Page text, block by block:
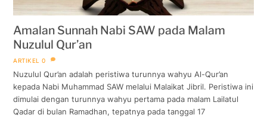
Amalan Sunnah Nabi SAW pada Malam
Nuzulul Qur’an
ARTIKEL 0
Nuzulul Qur’an adalah peristiwa turunnya wahyu Al-Qur’an
kepada Nabi Muhammad SAW melalui Malaikat Jibril. Peristiwa ini
dimulai dengan turunnya wahyu pertama pada malam Lailatul
Qadar di bulan Ramadhan, tepatnya pada tanggal 17